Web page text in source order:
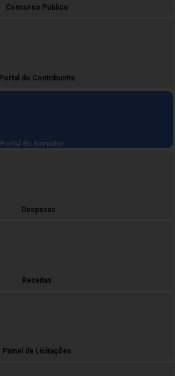
Concurso Público
Portal do Contribuinte
Portal do Servidor
Despesas
Receitas
Painel de Licitações